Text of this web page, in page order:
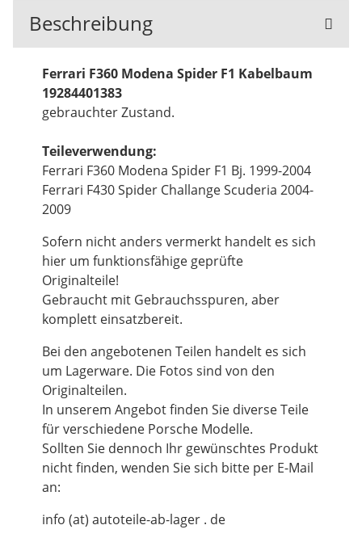
Beschreibung
Ferrari F360 Modena Spider F1 Kabelbaum
19284401383
gebrauchter Zustand.
Teileverwendung:
Ferrari F360 Modena Spider F1 Bj. 1999-2004
Ferrari F430 Spider Challange Scuderia 2004-
2009
Sofern nicht anders vermerkt handelt es sich
hier um funktionsfähige geprüfte
Originalteile!
Gebraucht mit Gebrauchsspuren, aber
komplett einsatzbereit.
Bei den angebotenen Teilen handelt es sich
um Lagerware. Die Fotos sind von den
Originalteilen.
In unserem Angebot finden Sie diverse Teile
für verschiedene Porsche Modelle.
Sollten Sie dennoch Ihr gewünschtes Produkt
nicht finden, wenden Sie sich bitte per E-Mail
an:
info (at) autoteile-ab-lager . de